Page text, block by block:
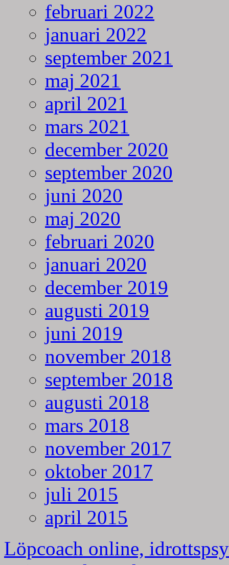
februari 2022
januari 2022
september 2021
maj 2021
april 2021
mars 2021
december 2020
september 2020
juni 2020
maj 2020
februari 2020
januari 2020
december 2019
augusti 2019
juni 2019
november 2018
september 2018
augusti 2018
mars 2018
november 2017
oktober 2017
juli 2015
april 2015
Löpcoach online,